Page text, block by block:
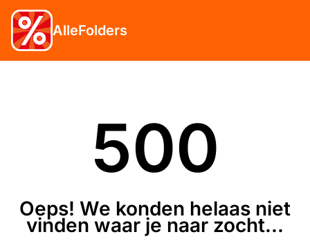
AlleFolders
500
Oeps! We konden helaas niet
vinden waar je naar zocht...